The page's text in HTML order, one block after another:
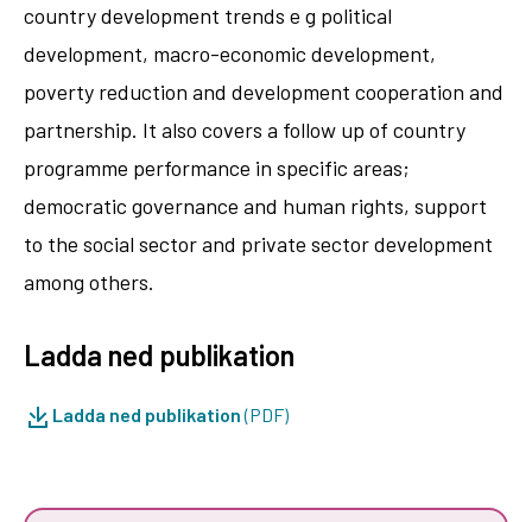
country development trends e g political
development, macro-economic development,
poverty reduction and development cooperation and
partnership. It also covers a follow up of country
programme performance in specific areas;
democratic governance and human rights, support
to the social sector and private sector development
among others.
Ladda ned publikation
Ladda ned publikation(PDF)